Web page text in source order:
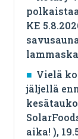
KE
Vielä
jäljellä
aika! ),